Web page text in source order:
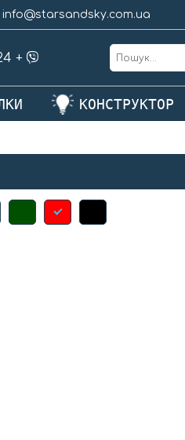
info@starsandsky.com.ua
+
КОНСТРУКТОР